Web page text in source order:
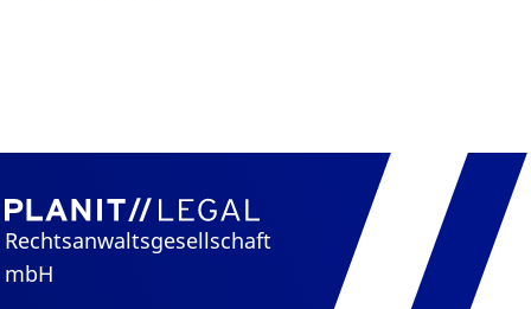
Rechtsanwaltsgesellschaft
mbH